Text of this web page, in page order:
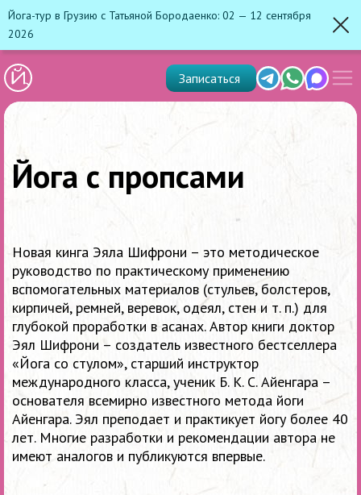
Йога-тур в Грузию с Татьяной Бородаенко: 02 — 12 сентября
2026
TelegramWhats'app
Max
Записаться
меню
Йога с пропсами
Новая кинга Эяла Шифрони – это методическое
руководство по практическому применению
вспомогательных материалов (стульев, болстеров,
кирпичей, ремней, веревок, одеял, стен и т. п.) для
глубокой проработки в асанах. Автор книги доктор
Эял Шифрони – создатель известного бестселлера
«Йога со стулом», старший инструктор
международного класса, ученик Б. К. С. Айенгара –
основателя всемирно известного метода йоги
Айенгара. Эял преподает и практикует йогу более 40
лет. Многие разработки и рекомендации автора не
имеют аналогов и публикуются впервые.